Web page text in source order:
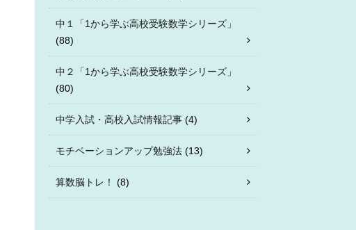
中１「1から学ぶ高校受験数学シリーズ」
(88)
中２「1から学ぶ高校受験数学シリーズ」
(80)
中学入試・高校入試情報記事 (4)
モチベーションアップ勉強法 (13)
算数脳トレ！ (8)